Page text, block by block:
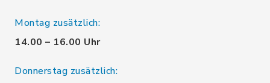
Montag zusätzlich:
14.00 – 16.00 Uhr
Donnerstag zusätzlich: